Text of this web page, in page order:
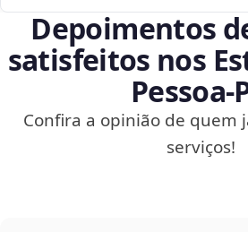
Depoimentos
satisfeitos nos
Confira a opinião de quem
serviços!